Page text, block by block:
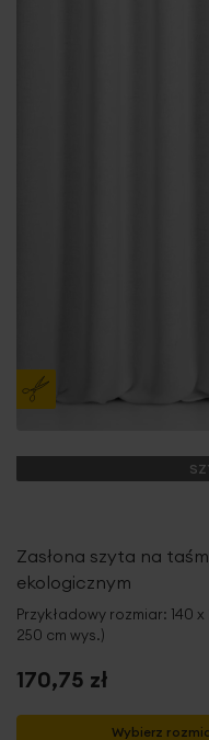
Zasłona szyta na
ekologicznym
Przykładowy rozmiar: 140
250 cm wys.)
170,75 zł
Wybierz